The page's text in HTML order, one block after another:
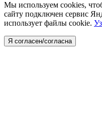
Мы используем cookies,
сайту подключен сервис
использует файлы cookie.
Я согласен/согласна